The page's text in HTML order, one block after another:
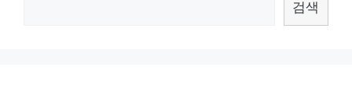
검색